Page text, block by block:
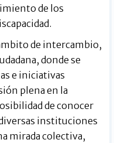
de los
de intercambio,
donde se
e iniciativas
plena en la
de conocer
instituciones
mirada colectiva,